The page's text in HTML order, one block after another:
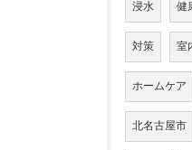
浸水 健
対策 室
ホームケア
北名古屋市